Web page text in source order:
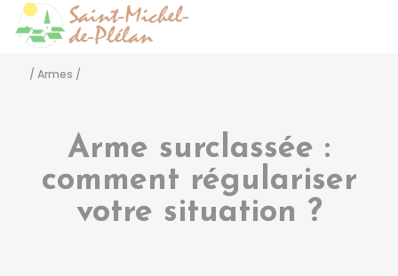
/ Armes /
Arme surclassée :
comment régulariser
votre situation ?